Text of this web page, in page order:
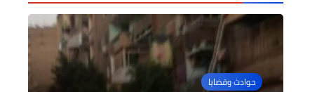
حوادث وقضايا
أخبار مصر